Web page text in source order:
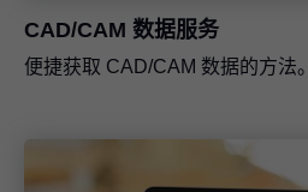
CAD/CAM 数据服务
便捷获取 CAD/CAM 数据的方法。